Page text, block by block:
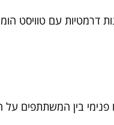
עם טוויסט
בין המשתתפים על